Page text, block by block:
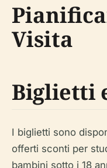
Visita
Biglietti
I biglietti sono
offerti sconti per
bambini sotto i 18